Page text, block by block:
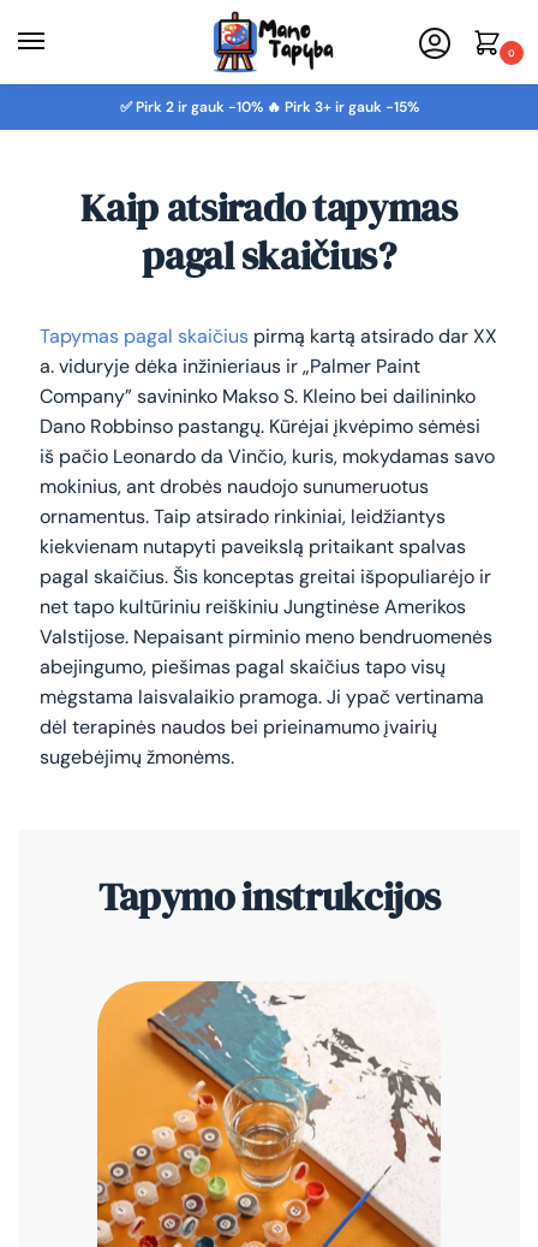
0
✅ Pirk 2 ir gauk -10% 🔥 Pirk 3+ ir gauk -15%
Kaip atsirado tapymas
pagal skaičius?
Tapymas pagal skaičiuspirmą kartą atsirado dar XX
a. viduryje dėka inžinieriaus ir „Palmer Paint
Company” savininko Makso S. Kleino bei dailininko
Dano Robbinso pastangų. Kūrėjai įkvėpimo sėmėsi
iš pačio Leonardo da Vinčio, kuris, mokydamas savo
mokinius, ant drobės naudojo sunumeruotus
ornamentus. Taip atsirado rinkiniai, leidžiantys
kiekvienam nutapyti paveikslą pritaikant spalvas
pagal skaičius. Šis konceptas greitai išpopuliarėjo ir
net tapo kultūriniu reiškiniu Jungtinėse Amerikos
Valstijose. Nepaisant pirminio meno bendruomenės
abejingumo, piešimas pagal skaičius tapo visų
mėgstama laisvalaikio pramoga. Ji ypač vertinama
dėl terapinės naudos bei prieinamumo įvairių
sugebėjimų žmonėms.
Tapymo instrukcijos